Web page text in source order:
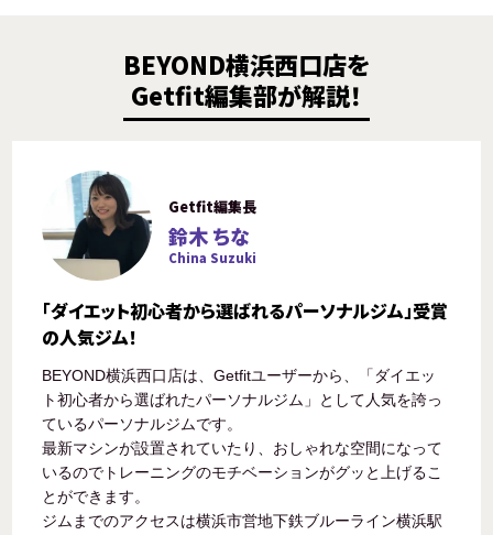
BEYOND横浜西口店を
Getfit編集部が解説！
Getfit編集長
鈴木 ちな
China Suzuki
「ダイエット初心者から選ばれるパーソナルジム」受賞
の人気ジム！
BEYOND横浜西口店は、Getfitユーザーから、「ダイエッ
ト初心者から選ばれたパーソナルジム」として人気を誇っ
ているパーソナルジムです。
最新マシンが設置されていたり、おしゃれな空間になって
いるのでトレーニングのモチベーションがグッと上げるこ
とができます。
ジムまでのアクセスは横浜市営地下鉄ブルーライン横浜駅